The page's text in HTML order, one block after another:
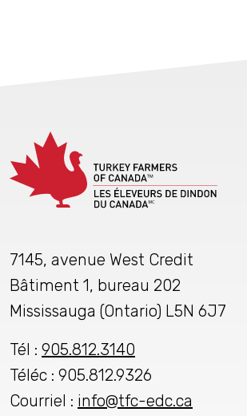
7145, avenue West Credit
Bâtiment 1, bureau 202
Mississauga (Ontario) L5N 6J7
Tél : 905.812.3140
Téléc : 905.812.9326
Courriel : info@tfc-edc.ca